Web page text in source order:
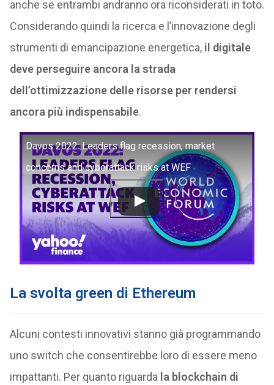
anche se entrambi andranno ora riconsiderati in toto.
Considerando quindi la ricerca e l’innovazione degli
strumenti di emancipazione energetica, il digitale
deve perseguire ancora la strada
dell’ottimizzazione delle risorse per rendersi
ancora più indispensabile.
Davos 2022: Leaders flag recession, market
concerns and cyberattack risks at WEF
La svolta green di Ethereum
Alcuni contesti innovativi stanno già programmando
uno switch che consentirebbe loro di essere meno
impattanti. Per quanto riguarda la blockchain di